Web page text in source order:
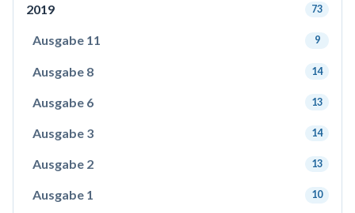
2019 73
Ausgabe 11 9
Ausgabe 8 14
Ausgabe 6 13
Ausgabe 3 14
Ausgabe 2 13
Ausgabe 1 10